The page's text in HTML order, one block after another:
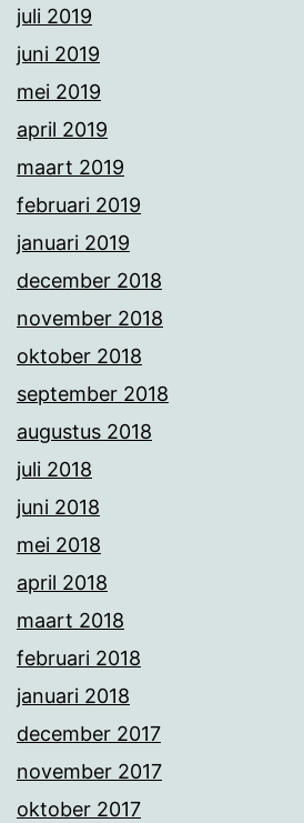
juli 2019
juni 2019
mei 2019
april 2019
maart 2019
februari 2019
januari 2019
december 2018
november 2018
oktober 2018
september 2018
augustus 2018
juli 2018
juni 2018
mei 2018
april 2018
maart 2018
februari 2018
januari 2018
december 2017
november 2017
oktober 2017